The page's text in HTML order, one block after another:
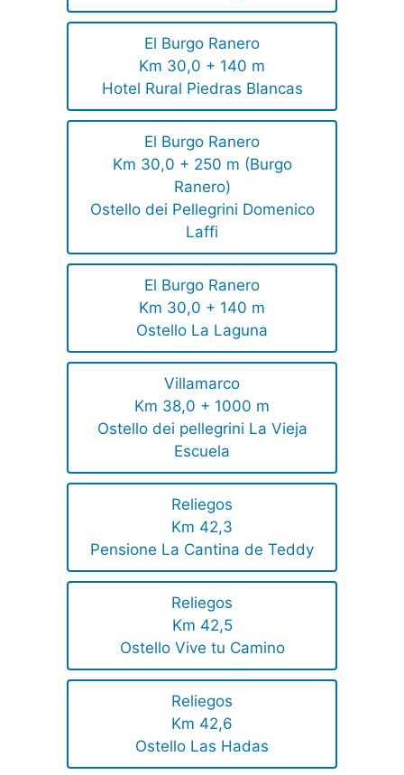
El Burgo Ranero
Km 30,0 + 140 m
Hotel Rural Piedras Blancas
El Burgo Ranero
Km 30,0 + 250 m (Burgo
Ranero)
Ostello dei Pellegrini Domenico
Laffi
El Burgo Ranero
Km 30,0 + 140 m
Ostello La Laguna
Villamarco
Km 38,0 + 1000 m
Ostello dei pellegrini La Vieja
Escuela
Reliegos
Km 42,3
Pensione La Cantina de Teddy
Reliegos
Km 42,5
Ostello Vive tu Camino
Reliegos
Km 42,6
Ostello Las Hadas